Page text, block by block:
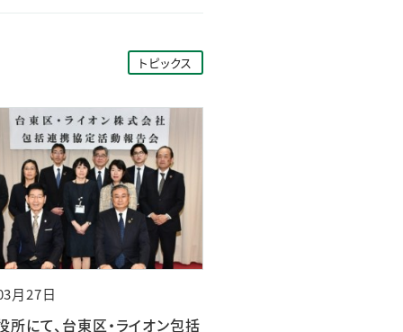
トピックス
月27日
所にて、台東区・ライオン包括